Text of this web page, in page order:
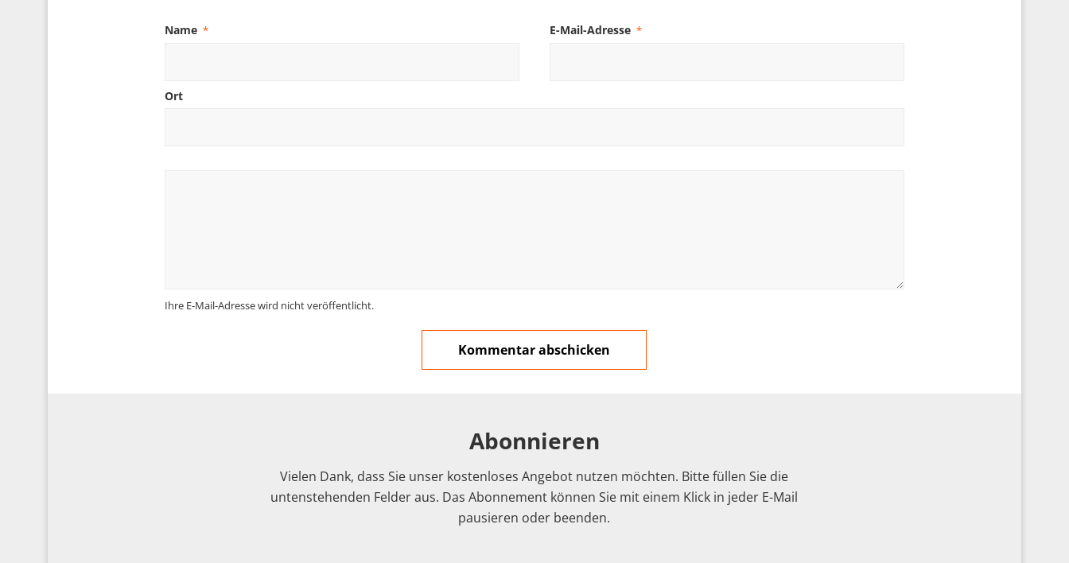
Name * E-Mail-Adresse *
Ort
Ihre E-Mail-Adresse wird nicht veröffentlicht.
Abonnieren
Vielen Dank, dass Sie unser kostenloses Angebot nutzen möchten. Bitte füllen Sie die
untenstehenden Felder aus. Das Abonnement können Sie mit einem Klick in jeder E-Mail
pausieren oder beenden.